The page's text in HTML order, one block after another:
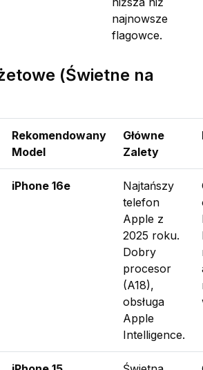
najnowsze
flagowce.
(Świetne na
Rekomendowany
Model
Główne
Zalety
iPhone 16e
Najtańszy
telefon
Apple z
2025 roku.
Dobry
procesor
(A18),
obsługa
Apple
Intelligence.